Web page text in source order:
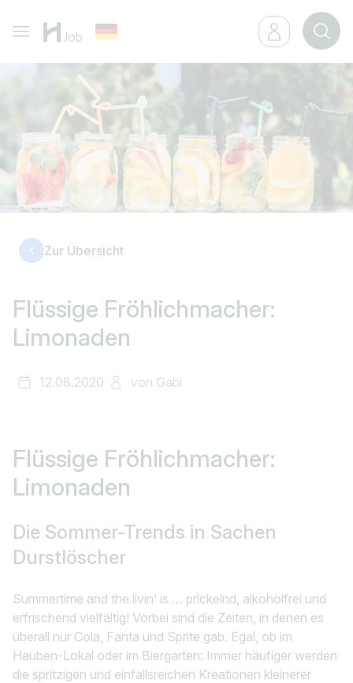
Zur Übersicht
Flüssige Fröhlichmacher:
Limonaden
12.08.2020 von Gabi
Flüssige Fröhlichmacher:
Limonaden
Die Sommer-Trends in Sachen
Durstlöscher
Summertime and the livin’ is … prickelnd, alkoholfrei und
erfrischend vielfältig! Vorbei sind die Zeiten, in denen es
überall nur Cola, Fanta und Sprite gab. Egal, ob im
Hauben-Lokal oder im Biergarten: Immer häufiger werden
die spritzigen und einfallsreichen Kreationen kleinerer